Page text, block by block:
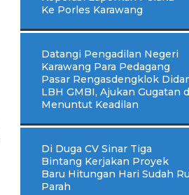
Ke Porles Karawang
Datangi Pengadilan Negeri
Karawang Para Pedagang
Pasar Rengasdengklok
LBH GMBI, Ajukan Gugatan
Menuntut Keadilan
Di Duga CV Sinar Tiga
Bintang Kerjakan Proyek
Baru Hitungan Hari Sudah
Parah